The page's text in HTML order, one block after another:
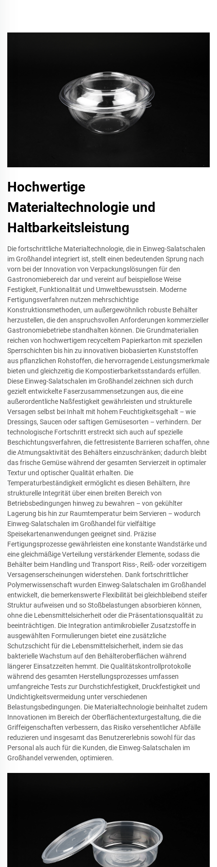
Hochwertige
Materialtechnologie und
Haltbarkeitsleistung
Die fortschrittliche Materialtechnologie, die in Einweg-Salatschalen
im Großhandel integriert ist, stellt einen bedeutenden Sprung nach
vorn bei der Innovation von Verpackungslösungen für den
Gastronomiebereich dar und vereint auf beispiellose Weise
Festigkeit, Funktionalität und Umweltbewusstsein. Moderne
Fertigungsverfahren nutzen mehrschichtige
Konstruktionsmethoden, um außergewöhnlich robuste Behälter
herzustellen, die den anspruchsvollen Anforderungen kommerzieller
Gastronomiebetriebe standhalten können. Die Grundmaterialien
reichen von hochwertigem recyceltem Papierkarton mit speziellen
Sperrschichten bis hin zu innovativen biobasierten Kunststoffen
aus pflanzlichen Rohstoffen, die hervorragende Leistungsmerkmale
bieten und gleichzeitig die Kompostierbarkeitsstandards erfüllen.
Diese Einweg-Salatschalen im Großhandel zeichnen sich durch
gezielt entwickelte Faserzusammensetzungen aus, die eine
außerordentliche Naßfestigkeit gewährleisten und strukturelle
Versagen selbst bei Inhalt mit hohem Feuchtigkeitsgehalt – wie
Dressings, Saucen oder saftigen Gemüsesorten – verhindern. Der
technologische Fortschritt erstreckt sich auch auf spezielle
Beschichtungsverfahren, die fettresistente Barrieren schaffen, ohne
die Atmungsaktivität des Behälters einzuschränken; dadurch bleibt
das frische Gemüse während der gesamten Servierzeit in optimaler
Textur und optischer Qualität erhalten. Die
Temperaturbeständigkeit ermöglicht es diesen Behältern, ihre
strukturelle Integrität über einen breiten Bereich von
Betriebsbedingungen hinweg zu bewahren – von gekühlter
Lagerung bis hin zur Raumtemperatur beim Servieren – wodurch
Einweg-Salatschalen im Großhandel für vielfältige
Speisekartenanwendungen geeignet sind. Präzise
Fertigungsprozesse gewährleisten eine konstante Wandstärke und
eine gleichmäßige Verteilung verstärkender Elemente, sodass die
Behälter beim Handling und Transport Riss-, Reiß- oder vorzeitigem
Versagenserscheinungen widerstehen. Dank fortschrittlicher
Polymerwissenschaft wurden Einweg-Salatschalen im Großhandel
entwickelt, die bemerkenswerte Flexibilität bei gleichbleibend steifer
Struktur aufweisen und so Stoßbelastungen absorbieren können,
ohne die Lebensmittelsicherheit oder die Präsentationsqualität zu
beeinträchtigen. Die Integration antimikrobieller Zusatzstoffe in
ausgewählten Formulierungen bietet eine zusätzliche
Schutzschicht für die Lebensmittelsicherheit, indem sie das
bakterielle Wachstum auf den Behälteroberflächen während
längerer Einsatzzeiten hemmt. Die Qualitätskontrollprotokolle
während des gesamten Herstellungsprozesses umfassen
umfangreiche Tests zur Durchstichfestigkeit, Druckfestigkeit und
Undichtigkeitsvermeidung unter verschiedenen
Belastungsbedingungen. Die Materialtechnologie beinhaltet zudem
Innovationen im Bereich der Oberflächentexturgestaltung, die die
Griffeigenschaften verbessern, das Risiko versehentlicher Abfälle
reduzieren und insgesamt das Benutzererlebnis sowohl für das
Personal als auch für die Kunden, die Einweg-Salatschalen im
Großhandel verwenden, optimieren.